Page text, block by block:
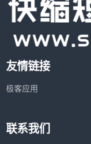
友情链接
极客应用
联系我们